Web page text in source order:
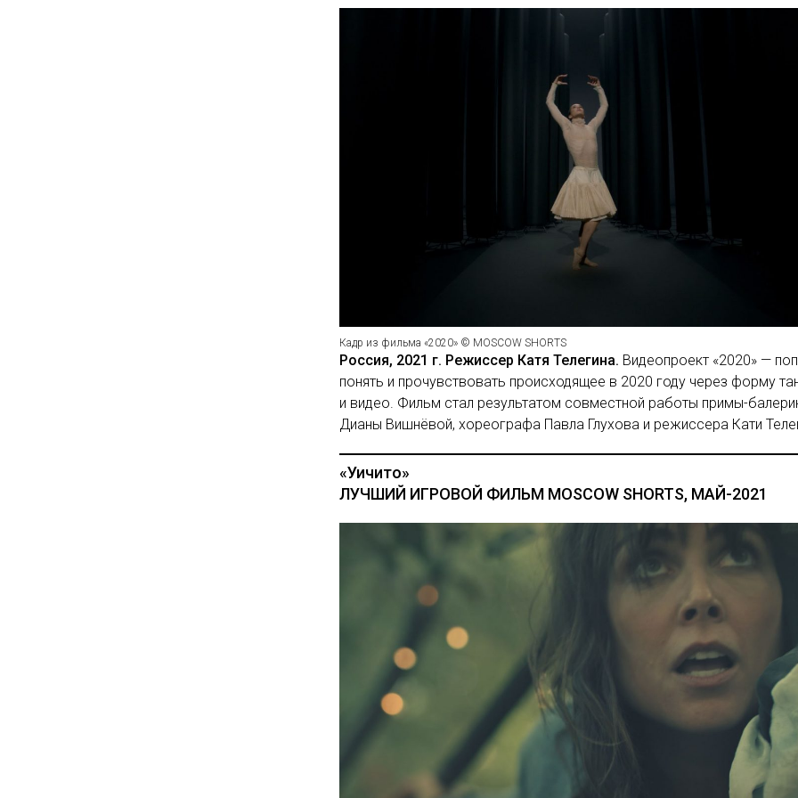
Кадр из фильма «2020» © MOSCOW SHORTS
Россия, 2021 г. Режиссер Катя Телегина. Видеопроект «2020» —
понять и прочувствовать происходящее в 2020 году через форму
и видео. Фильм стал результатом совместной работы примы-
Дианы Вишнёвой, хореографа Павла Глухова и режиссера Кати
«Уичито»
ЛУЧШИЙ ИГРОВОЙ ФИЛЬМ MOSCOW SHORTS, МАЙ-2021